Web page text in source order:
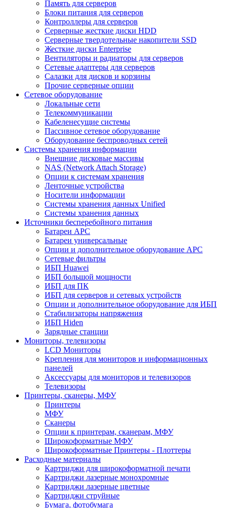
Память для серверов
Блоки питания для серверов
Контроллеры для серверов
Серверные жесткие диски HDD
Серверные твердотельные накопители SSD
Жесткие диски Enterprise
Вентиляторы и радиаторы для серверов
Сетевые адаптеры для серверов
Салазки для дисков и корзины
Прочие серверные опции
Сетевое оборудование
Локальные сети
Телекоммуникации
Кабеленесущие системы
Пассивное сетевое оборудование
Оборудование беспроводных сетей
Системы хранения информации
Внешние дисковые массивы
NAS (Network Attach Storage)
Опции к системам хранения
Ленточные устройства
Носители информации
Системы хранения данных Unified
Системы хранения данных
Источники бесперебойного питания
Батареи APC
Батареи универсальные
Опции и дополнительное оборудование АРС
Сетевые фильтры
ИБП Huawei
ИБП большой мощности
ИБП для ПК
ИБП для серверов и сетевых устройств
Опции и дополнительное оборудование для ИБП
Стабилизаторы напряжения
ИБП Hiden
Зарядные станции
Мониторы, телевизоры
LCD Мониторы
Крепления для мониторов и информационных
панелей
Аксессуары для мониторов и телевизоров
Телевизоры
Принтеры, сканеры, МФУ
Принтеры
МФУ
Сканеры
Опции к принтерам, сканерам, МФУ
Широкоформатные МФУ
Широкоформатные Принтеры - Плоттеры
Расходные материалы
Картриджи для широкоформатной печати
Картриджи лазерные монохромные
Картриджи лазерные цветные
Картриджи струйные
Бумага, фотобумага